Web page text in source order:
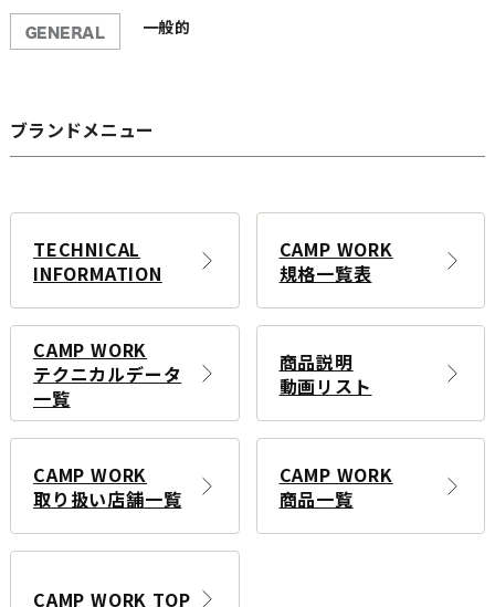
一般的
ブランドメニュー
TECHNICAL
INFORMATION
CAMP WORK
規格一覧表
CAMP WORK
テクニカルデータ
一覧
商品説明
動画リスト
CAMP WORK
取り扱い店舗一覧
CAMP WORK
商品一覧
CAMP WORK TOP